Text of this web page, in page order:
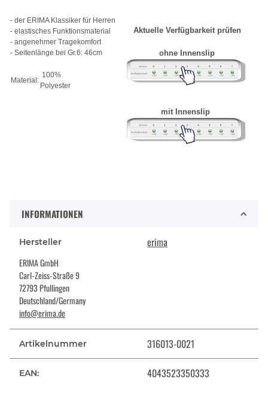
- der ERIMA Klassiker für Herren
- elastisches Funktionsmaterial
- angenehmer Tragekomfort
- Seitenlänge bei Gr.6: 46cm
Material:
100%
Polyester
Aktuelle Verfügbarkeit prüfen
ohne Innenslip
mit Innenslip
INFORMATIONEN
Hersteller erima
ERIMA GmbH
Carl-Zeiss-Straße 9
72793 Pfullingen
Deutschland/Germany
info@erima.de
Artikelnummer 316013-0021
EAN: 4043523350333